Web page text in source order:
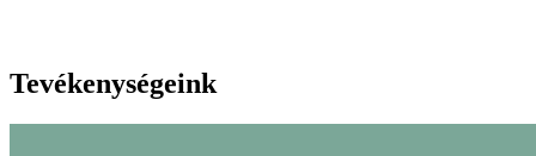
Tevékenységeink